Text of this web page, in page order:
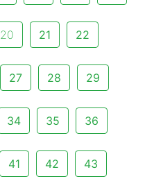
20 21 22
27 28 29
34 35 36
41 42 43